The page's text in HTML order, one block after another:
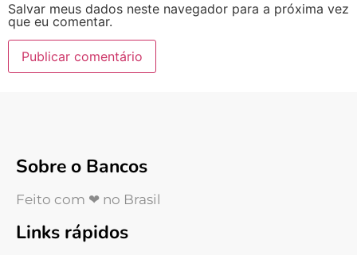
Salvar meus dados neste navegador para a próxima vez
que eu comentar.
Sobre o Bancos
Feito com ❤ no Brasil
Links rápidos